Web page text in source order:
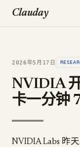
Clauday
2026年5月17日
NVIDIA
卡一分钟
NVIDIA Labs 昨